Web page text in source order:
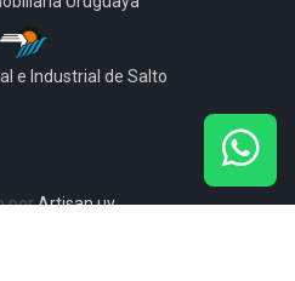
e Industrial de Salto
porArtisan.uy